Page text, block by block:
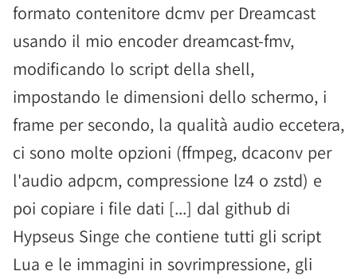
formato contenitore dcmv per Dreamcast
usando il mio encoder dreamcast-fmv,
modificando lo script della shell,
impostando le dimensioni dello schermo, i
frame per secondo, la qualità audio eccetera,
ci sono molte opzioni (ffmpeg, dcaconv per
l'audio adpcm, compressione lz4 o zstd) e
poi copiare i file dati [...] dal github di
Hypseus Singe che contiene tutti gli script
Lua e le immagini in sovrimpressione, gli